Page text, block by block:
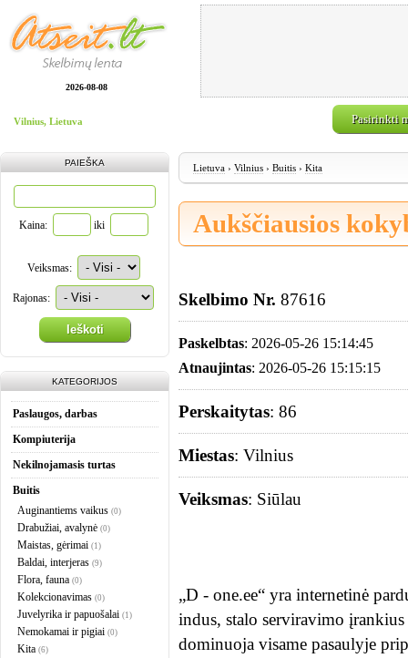
2026-08-08
Vilnius, Lietuva Pasirinkti
PAIEŠKA
Kaina: iki
Veiksmas:
Rajonas:
Ieškoti
KATEGORIJOS
Paslaugos, darbas
Kompiuterija
Nekilnojamasis turtas
Buitis
Auginantiems vaikus (0)
Drabužiai, avalynė (0)
Maistas, gėrimai (1)
Baldai, interjeras (9)
Flora, fauna (0)
Kolekcionavimas (0)
Juvelyrika ir papuošalai (1)
Nemokamai ir pigiai (0)
Kita (6)
Lietuva › Vilnius › Buitis › Kita
Aukščiausios
Skelbimo Nr. 87616
Paskelbtas: 2026-05-26 15:14:45
Atnaujintas: 2026-05-26 15:15:15
Perskaitytas: 86
Miestas: Vilnius
Veiksmas: Siūlau
„D - one.ee“ yra internetinė
indus, stalo serviravimo
dominuoja visame pasaulyje